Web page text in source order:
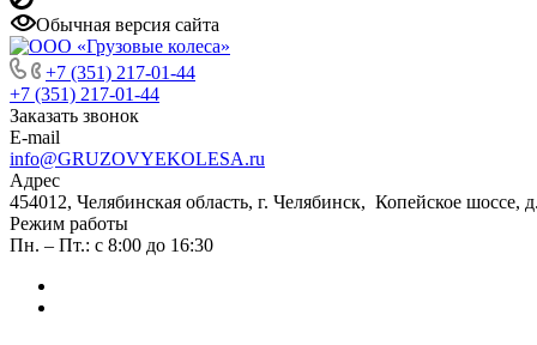
Обычная версия сайта
+7 (351) 217-01-44
+7 (351) 217-01-44
Заказать звонок
E-mail
info@GRUZOVYEKOLESA.ru
Адрес
454012, Челябинская область, г. Челябинск, Копейское шоссе,
Режим работы
Пн. – Пт.: с 8:00 до 16:30